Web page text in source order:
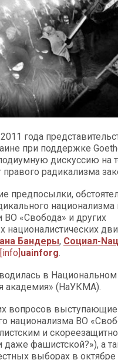
года
при поддержке
дискуссию на
радикализма
предпосылки,
ВО «Свобода» и других
националистических
Бандеры, Социал-
uainforg.
в
академия» (НаУКМА).
вопросов
национализма ВО
и
даже фашистской?»), а
выборах в октябре